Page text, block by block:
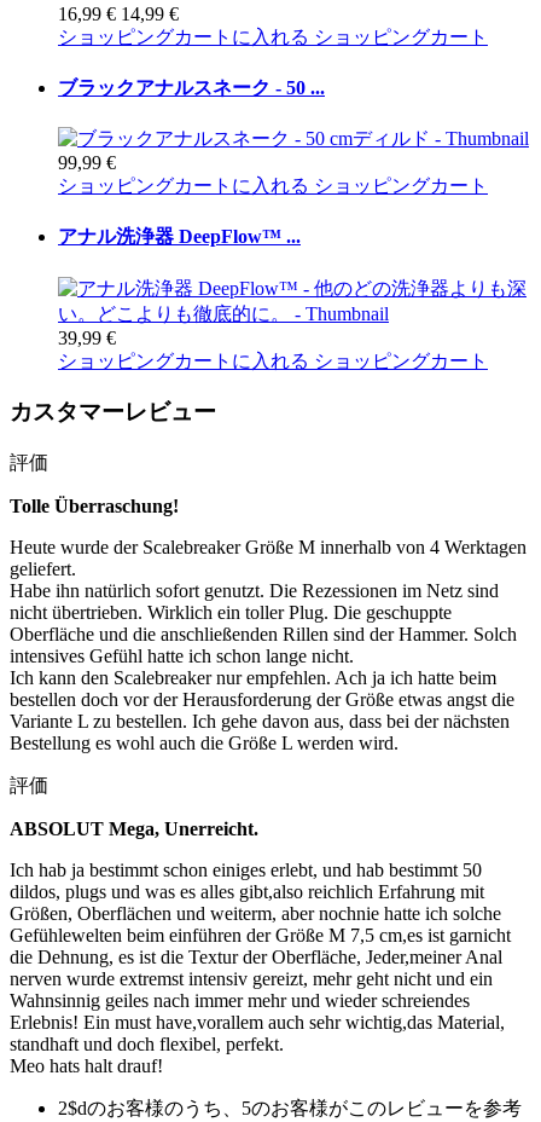
16,99 € 14,99 €
ショッピングカートに入れる ショッピングカート
ブラックアナルスネーク - 50 ...
99,99 €
ショッピングカートに入れる ショッピングカート
アナル洗浄器 DeepFlow™ ...
39,99 €
ショッピングカートに入れる ショッピングカート
カスタマーレビュー
評価
Tolle Überraschung!
Heute wurde der Scalebreaker Größe M innerhalb von 4 Werktagen
geliefert.
Habe ihn natürlich sofort genutzt. Die Rezessionen im Netz sind
nicht übertrieben. Wirklich ein toller Plug. Die geschuppte
Oberfläche und die anschließenden Rillen sind der Hammer. Solch
intensives Gefühl hatte ich schon lange nicht.
Ich kann den Scalebreaker nur empfehlen. Ach ja ich hatte beim
bestellen doch vor der Herausforderung der Größe etwas angst die
Variante L zu bestellen. Ich gehe davon aus, dass bei der nächsten
Bestellung es wohl auch die Größe L werden wird.
評価
ABSOLUT Mega, Unerreicht.
Ich hab ja bestimmt schon einiges erlebt, und hab bestimmt 50
dildos, plugs und was es alles gibt,also reichlich Erfahrung mit
Größen, Oberflächen und weiterm, aber nochnie hatte ich solche
Gefühlewelten beim einführen der Größe M 7,5 cm,es ist garnicht
die Dehnung, es ist die Textur der Oberfläche, Jeder,meiner Anal
nerven wurde extremst intensiv gereizt, mehr geht nicht und ein
Wahnsinnig geiles nach immer mehr und wieder schreiendes
Erlebnis! Ein must have,vorallem auch sehr wichtig,das Material,
standhaft und doch flexibel, perfekt.
Meo hats halt drauf!
2$dのお客様のうち、5のお客様がこのレビューを参考